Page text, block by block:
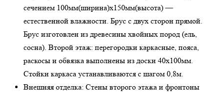
сечением 100мм(ширина)x150мм(высота) —
естественной влажности. Брус с двух сторон прямой.
Брус изготовлен из древесины хвойных пород (ель,
сосна). Второй этаж: перегородки каркасные, пояса,
раскосы и обвязка выполнены из доски 40х100мм.
Стойки каркаса устанавливаются с шагом 0,8м.
Внешняя отделка: Стены второго этажа и фронтоны